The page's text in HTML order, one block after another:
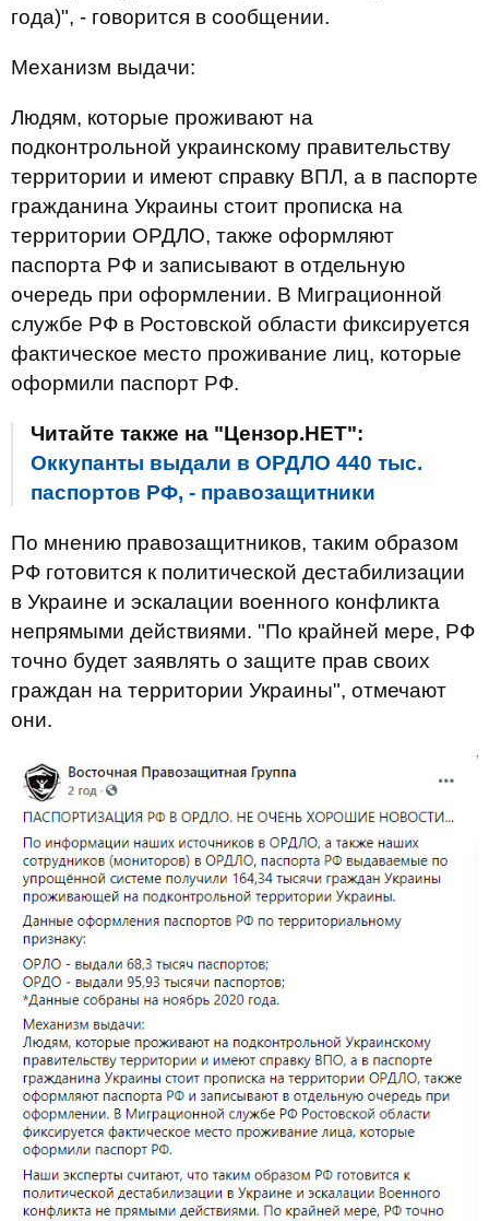
года)", - говорится в сообщении.
Механизм выдачи:
Людям, которые проживают на
подконтрольной украинскому правительству
территории и имеют справку ВПЛ, а в паспорте
гражданина Украины стоит прописка на
территории ОРДЛО, также оформляют
паспорта РФ и записывают в отдельную
очередь при оформлении. В Миграционной
службе РФ в Ростовской области фиксируется
фактическое место проживание лиц, которые
оформили паспорт РФ.
Читайте также на "Цензор.НЕТ":
Оккупанты выдали в ОРДЛО 440 тыс.
паспортов РФ, - правозащитники
По мнению правозащитников, таким образом
РФ готовится к политической дестабилизации
в Украине и эскалации военного конфликта
непрямыми действиями. "По крайней мере, РФ
точно будет заявлять о защите прав своих
граждан на территории Украины", отмечают
они.